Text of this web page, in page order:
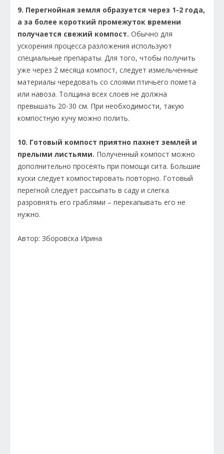
9. Перегнойная земля образуется через 1-2 года,
а за более короткий промежуток времени
получается свежий компост. Обычно для
ускорения процесса разложения используют
специальные препараты. Для того, чтобы получить
уже через 2 месяца компост, следует измельченные
материалы чередовать со слоями птичьего помета
или навоза. Толщина всех слоев не должна
превышать 20-30 см. При необходимости, такую
компостную кучу можно полить.
10. Готовый компост приятно пахнет землей и
прелыми листьями. Полученный компост можно
дополнительно просеять при помощи сита. Большие
куски следует компостировать повторно. Готовый
перегной следует рассыпать в саду и слегка
разровнять его граблями – перекапывать его не
нужно.
Автор: Зборовска Ирина